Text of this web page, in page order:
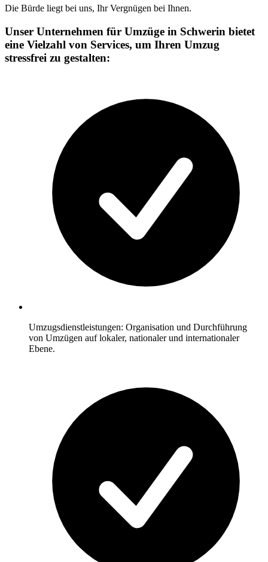
Die Bürde liegt bei uns, Ihr Vergnügen bei Ihnen.
Unser Unternehmen für Umzüge in Schwerin bietet
eine Vielzahl von Services, um Ihren Umzug
stressfrei zu gestalten:
Umzugsdienstleistungen: Organisation und Durchführung
von Umzügen auf lokaler, nationaler und internationaler
Ebene.